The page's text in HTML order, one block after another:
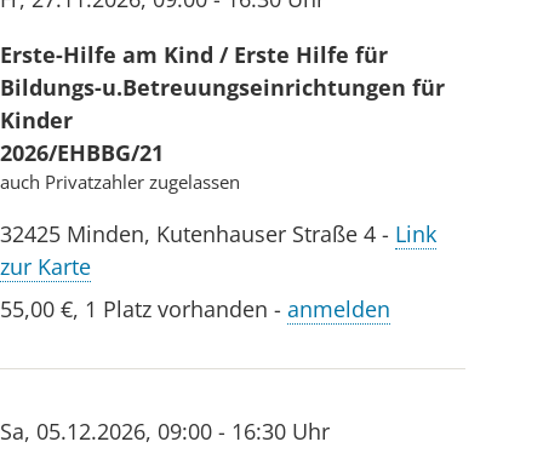
Erste-Hilfe am Kind / Erste Hilfe für
Bildungs-u.Betreuungseinrichtungen für
Kinder
2026/EHBBG/21
auch Privatzahler zugelassen
32425 Minden, Kutenhauser Straße 4 - Link
zur Karte
55,00 €, 1 Platz vorhanden - anmelden
Sa, 05.12.2026, 09:00 - 16:30 Uhr